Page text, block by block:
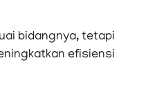
bidangnya, tetapi
efisiensi